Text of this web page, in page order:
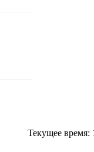
Текущее время: